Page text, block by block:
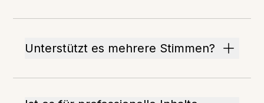
Unterstützt es mehrere Stimmen?